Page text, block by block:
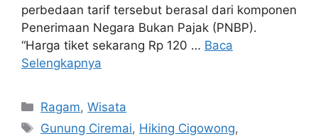
perbedaan tarif tersebut berasal dari komponen
Penerimaan Negara Bukan Pajak (PNBP).
“Harga tiket sekarang Rp 120 … Baca
Selengkapnya
Kategori
Ragam,Wisata
Tag
Gunung Ciremai, Hiking Cigowong,